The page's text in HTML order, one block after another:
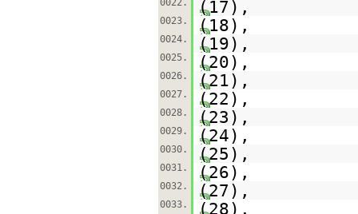
0022. (17),
0023. (18),
0024. (19),
0025. (20),
0026. (21),
0027. (22),
0028. (23),
0029. (24),
0030. (25),
0031. (26),
0032. (27),
0033. (28),